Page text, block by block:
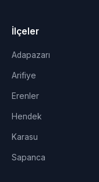
İlçeler
Adapazarı
Arifiye
Erenler
Hendek
Karasu
Sapanca